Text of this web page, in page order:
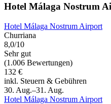
Hotel Málaga Nostrum
Hotel Málaga Nostrum Airport
Churriana
8,0/10
Sehr gut
(1.006 Bewertungen)
132 €
inkl. Steuern & Gebühren
30. Aug.–31. Aug.
Hotel Málaga Nostrum Airport